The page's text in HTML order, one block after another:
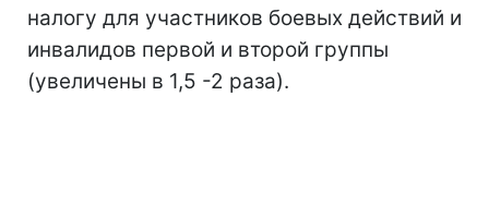
налогу для участников боевых действий и
инвалидов первой и второй группы
(увеличены в 1,5 -2 раза).